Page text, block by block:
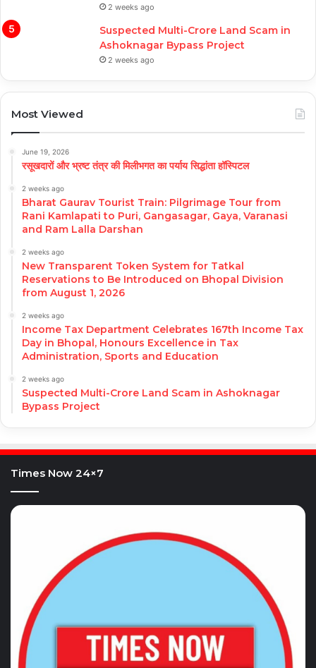
2 weeks ago
Suspected Multi-Crore Land Scam in
Ashoknagar Bypass Project
2 weeks ago
Most Viewed
June 19, 2026
रसूखदारों और भ्रष्ट तंत्र की मिलीभगत का पर्याय सिद्धांता हॉस्पिटल
2 weeks ago
Bharat Gaurav Tourist Train: Pilgrimage Tour from
Rani Kamlapati to Puri, Gangasagar, Gaya, Varanasi
and Ram Lalla Darshan
2 weeks ago
New Transparent Token System for Tatkal
Reservations to Be Introduced on Bhopal Division
from August 1, 2026
2 weeks ago
Income Tax Department Celebrates 167th Income Tax
Day in Bhopal, Honours Excellence in Tax
Administration, Sports and Education
2 weeks ago
Suspected Multi-Crore Land Scam in Ashoknagar
Bypass Project
Times Now 24×7